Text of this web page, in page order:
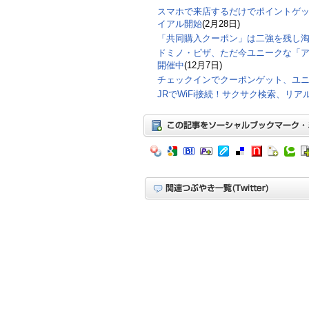
スマホで来店するだけでポイントゲ
イアル開始(2月28日)
「共同購入クーポン」は二強を残し
ドミノ・ピザ、ただ今ユニークな「
開催中(12月7日)
チェックインでクーポンゲット、ユ
JRでWiFi接続！サクサク検索、リア